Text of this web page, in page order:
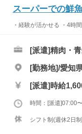
スーパーでの鮮
・経験が活かせる ・4時
[派遣]精肉・
[勤務地]/愛知
[派遣] 時給
時間：[派遣]07:00
シフト制(週休2日